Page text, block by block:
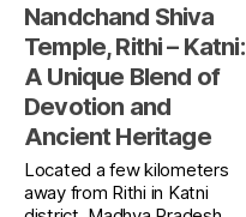
Nandchand Shiva
Temple, Rithi – Katni:
A Unique Blend of
Devotion and
Ancient Heritage
Located a few kilometers
away from Rithi in Katni